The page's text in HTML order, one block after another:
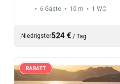
6 Gäste 10 m 1 WC
Niedrigster524 € / Tag
RABATT